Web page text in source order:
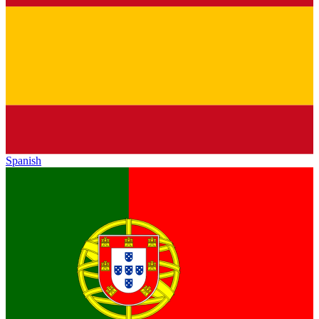
Spanish